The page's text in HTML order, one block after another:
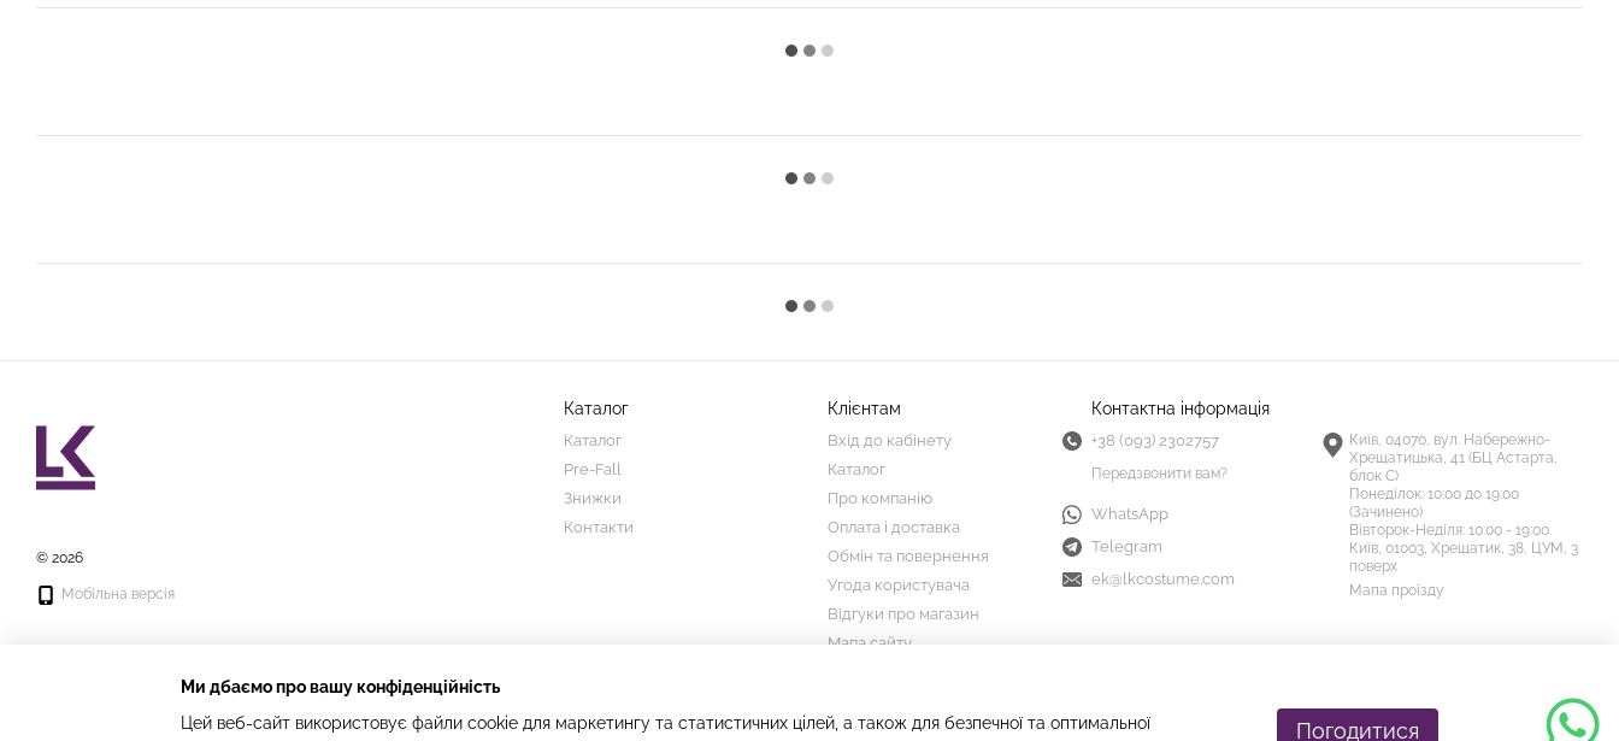
© 2026
Мобільна версія
Каталог
Каталог
Pre-Fall
Знижки
Контакти
Клієнтам
Вхід до кабінету
Каталог
Про компанію
Оплата і доставка
Обмін та повернення
Угода користувача
Відгуки про магазин
Мапа сайту
Контактна інформація
+38 (093) 2302757
Передзвонити вам?
WhatsApp
Telegram
ek@lkcostume.com
Київ, 04070, вул. Набережно-
Хрещатицька, 41 (БЦ Астарта,
блок С)
Понеділок: 10:00 до 19:00
(Зачинено)
Вівторок-Неділя: 10:00 - 19:00
Київ, 01003, Хрещатик, 38, ЦУМ, 3
поверх
Мапа проїзду
Ми дбаємо про вашу конфіденційність
Цей веб-сайт використовує файли cookie для маркетингу та статистичних цілей, а також для безпечної та оптимальної
Погодитися